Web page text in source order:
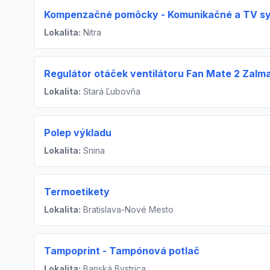
Kompenzačné pomôcky - Komunikačné a TV
Lokalita: Nitra
Regulátor otáček ventilátoru Fan Mate 2
Lokalita: Stará Ľubovňa
Polep výkladu
Lokalita: Snina
Termoetikety
Lokalita: Bratislava-Nové Mesto
Tampoprint - Tampónová potlač